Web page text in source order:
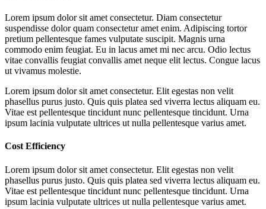
Lorem ipsum dolor sit amet consectetur. Diam consectetur
suspendisse dolor quam consectetur amet enim. Adipiscing tortor
pretium pellentesque fames vulputate suscipit. Magnis urna
commodo enim feugiat. Eu in lacus amet mi nec arcu. Odio lectus
vitae convallis feugiat convallis amet neque elit lectus. Congue lacus
ut vivamus molestie.
Lorem ipsum dolor sit amet consectetur. Elit egestas non velit
phasellus purus justo. Quis quis platea sed viverra lectus aliquam eu.
Vitae est pellentesque tincidunt nunc pellentesque tincidunt. Urna
ipsum lacinia vulputate ultrices ut nulla pellentesque varius amet.
Cost Efficiency
Lorem ipsum dolor sit amet consectetur. Elit egestas non velit
phasellus purus justo. Quis quis platea sed viverra lectus aliquam eu.
Vitae est pellentesque tincidunt nunc pellentesque tincidunt. Urna
ipsum lacinia vulputate ultrices ut nulla pellentesque varius amet.